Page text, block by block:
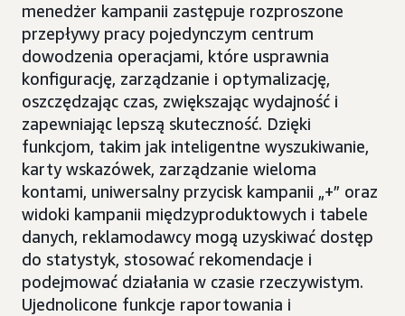
menedżer kampanii zastępuje rozproszone
przepływy pracy pojedynczym centrum
dowodzenia operacjami, które usprawnia
konfigurację, zarządzanie i optymalizację,
oszczędzając czas, zwiększając wydajność i
zapewniając lepszą skuteczność. Dzięki
funkcjom, takim jak inteligentne wyszukiwanie,
karty wskazówek, zarządzanie wieloma
kontami, uniwersalny przycisk kampanii „+” oraz
widoki kampanii międzyproduktowych i tabele
danych, reklamodawcy mogą uzyskiwać dostęp
do statystyk, stosować rekomendacje i
podejmować działania w czasie rzeczywistym.
Ujednolicone funkcje raportowania i